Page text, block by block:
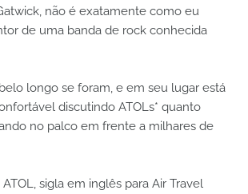
não é exatamente como eu
de uma banda de rock conhecida
longo se foram, e em seu lugar está
discutindo ATOLs* quanto
no palco em frente a milhares de
sigla em inglês para Air Travel